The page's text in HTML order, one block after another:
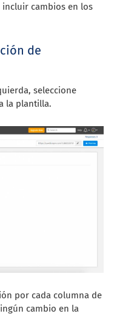
incluir cambios en los
de
seleccione
la plantilla.
por cada columna de
cambio en la